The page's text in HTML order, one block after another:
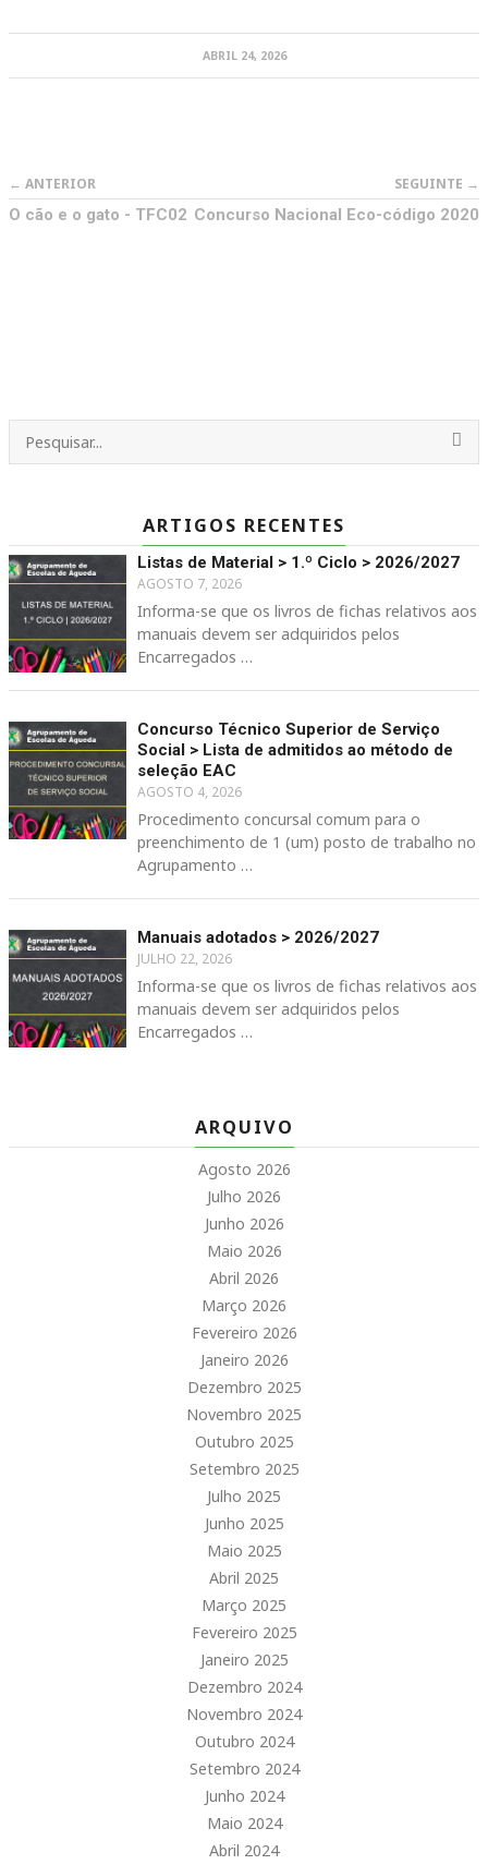
ABRIL 24, 2026
← ANTERIOR
O cão e o gato - TFC02
SEGUINTE →
Concurso Nacional Eco-código 2020
ARTIGOS RECENTES
Listas de Material > 1.º Ciclo > 2026/2027
AGOSTO 7, 2026
Informa-se que os livros de fichas relativos aos
manuais devem ser adquiridos pelos
Encarregados …
Concurso Técnico Superior de Serviço
Social > Lista de admitidos ao método de
seleção EAC
AGOSTO 4, 2026
Procedimento concursal comum para o
preenchimento de 1 (um) posto de trabalho no
Agrupamento …
Manuais adotados > 2026/2027
JULHO 22, 2026
Informa-se que os livros de fichas relativos aos
manuais devem ser adquiridos pelos
Encarregados …
ARQUIVO
Agosto 2026
Julho 2026
Junho 2026
Maio 2026
Abril 2026
Março 2026
Fevereiro 2026
Janeiro 2026
Dezembro 2025
Novembro 2025
Outubro 2025
Setembro 2025
Julho 2025
Junho 2025
Maio 2025
Abril 2025
Março 2025
Fevereiro 2025
Janeiro 2025
Dezembro 2024
Novembro 2024
Outubro 2024
Setembro 2024
Junho 2024
Maio 2024
Abril 2024